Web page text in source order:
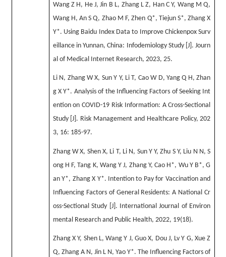
Wang Z H, He J, Jin B L, Zhang L Z, Han C Y, Wang M Q,
Wang H, An S Q, Zhao M F, Zhen Q*, Tiejun S*, Zhang X
Y*. Using Baidu Index Data to Improve Chickenpox Surv
eillance in Yunnan, China: Infodemiology Study [J]. Journ
al of Medical Internet Research, 2023, 25.
Li N, Zhang W X, Sun Y Y, Li T, Cao W D, Yang Q H, Zhan
g X Y*. Analysis of the Influencing Factors of Seeking Int
ention on COVID-19 Risk Information: A Cross-Sectional
Study [J]. Risk Management and Healthcare Policy, 202
3, 16: 185-97.
Zhang W X, Shen X, Li T, Li N, Sun Y Y, Zhu S Y, Liu N N, S
ong H F, Tang K, Wang Y J, Zhang Y, Cao H*, Wu Y B*, G
an Y*, Zhang X Y*. Intention to Pay for Vaccination and
Influencing Factors of General Residents: A National Cr
oss-Sectional Study [J]. International Journal of Environ
mental Research and Public Health, 2022, 19(18).
Zhang X Y, Shen L, Wang Y J, Guo X, Dou J, Lv Y G, Xue Z
Q, Zhang A N, Jin L N, Yao Y*. The Influencing Factors of